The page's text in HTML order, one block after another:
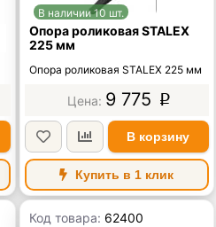
В наличии 10 шт.
Опора роликовая STALEX
225 мм
Опора роликовая STALEX 225 мм
9 775 p
В корзину
Купить в 1 клик
Код товара: 62400